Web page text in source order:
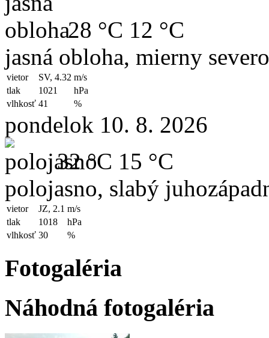
28 °C 12 °C
jasná obloha, mierny
vietor SV, 4.32 m/s
tlak
1021
hPa
vlhkosť 41 %
pondelok 10. 8. 2026
32 °C 15 °C
polojasno, slabý
vietor JZ, 2.1 m/s
tlak
1018
hPa
vlhkosť 30 %
Fotogaléria
Náhodná fotogaléria